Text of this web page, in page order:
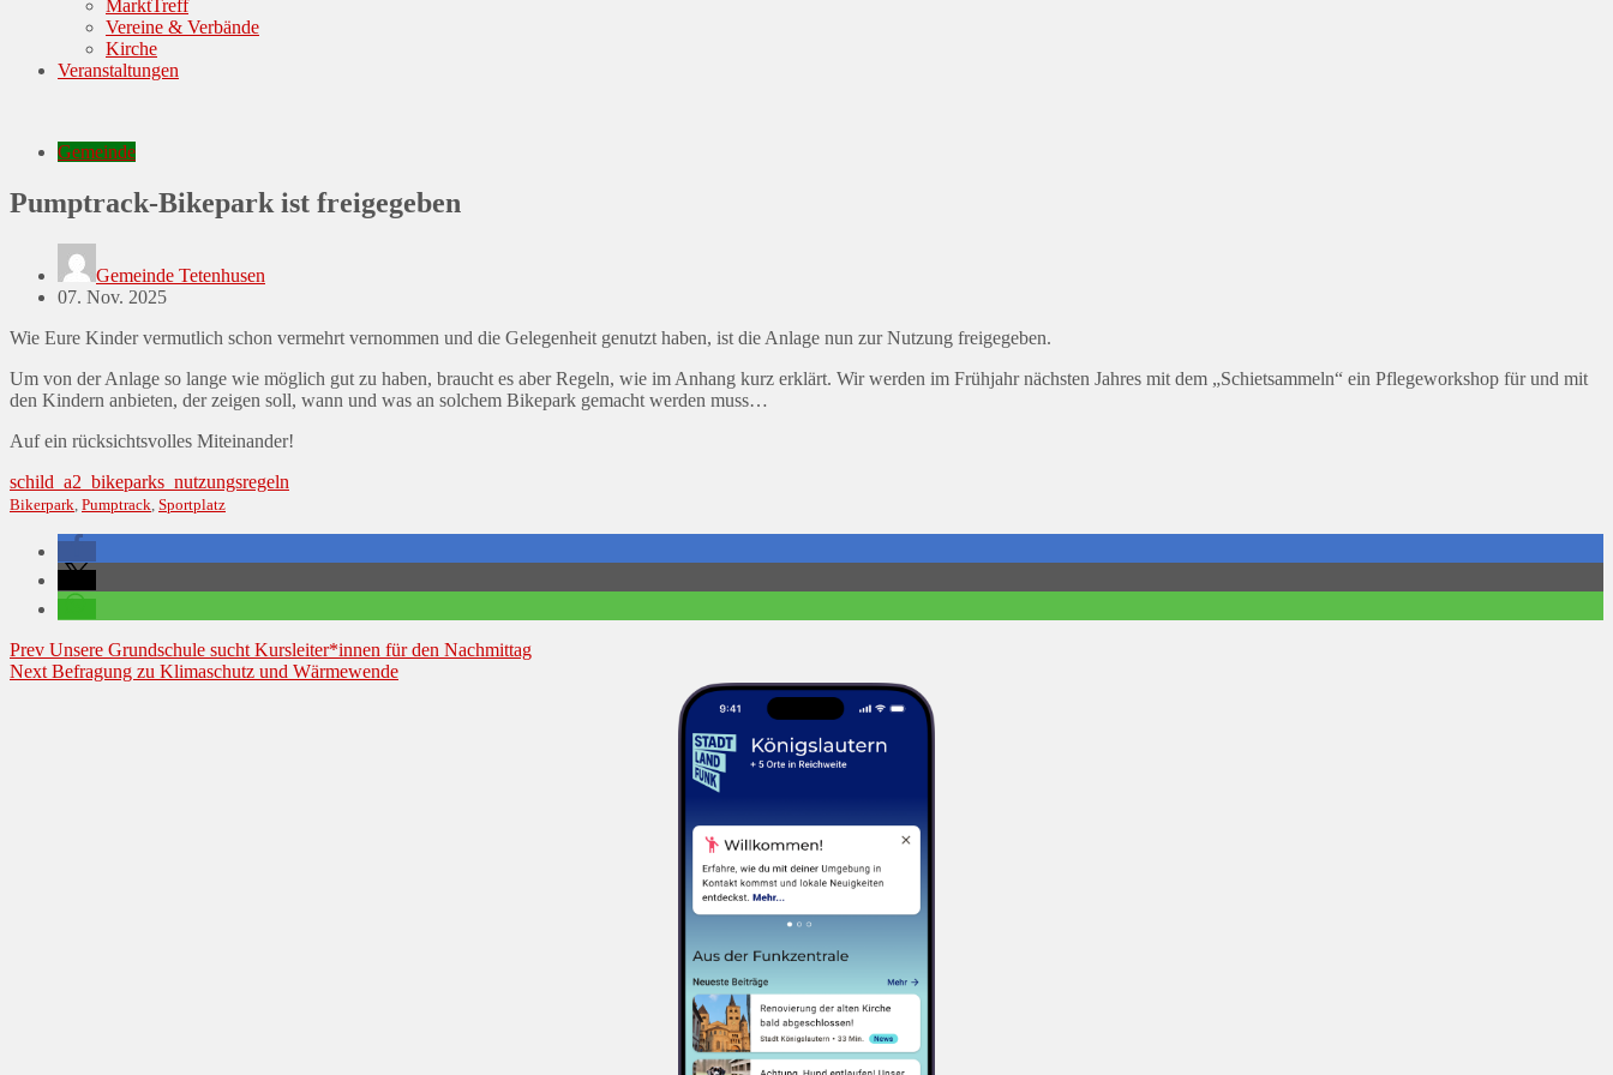
MarktTreff
Vereine & Verbände
Kirche
Veranstaltungen
Gemeinde
Pumptrack-Bikepark ist freigegeben
Gemeinde Tetenhusen
Posted
07. Nov. 2025
Wie Eure Kinder vermutlich schon vermehrt vernommen und die Gelegenheit genutzt haben, ist die Anlage nun zur Nutzung freigegeben.
Um von der Anlage so lange wie möglich gut zu haben, braucht es aber Regeln, wie im Anhang kurz erklärt. Wir werden im Frühjahr nächsten Jahres mit dem „Schietsammeln“ ein Pflegeworkshop für und mit
den Kindern anbieten, der zeigen soll, wann und was an solchem Bikepark gemacht werden muss…
Auf ein rücksichtsvolles Miteinander!
schild_a2_bikeparks_nutzungsregeln
Bikerpark Pumptrack Sportplatz
Beitragsnavigation
Prev Unsere Grundschule sucht Kursleiter*innen für den Nachmittag
Next Befragung zu Klimaschutz und Wärmewende